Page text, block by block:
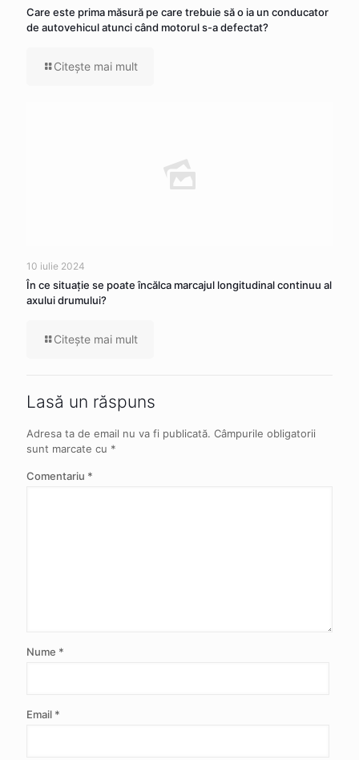
Care este prima măsură pe care trebuie să o ia un conducator
de autovehicul atunci când motorul s-a defectat?
Citeşte mai mult
10 iulie 2024
În ce situaţie se poate încălca marcajul longitudinal continuu al
axului drumului?
Citeşte mai mult
Lasă un răspuns
Adresa ta de email nu va fi publicată. Câmpurile obligatorii
sunt marcate cu *
Comentariu *
Nume *
Email *